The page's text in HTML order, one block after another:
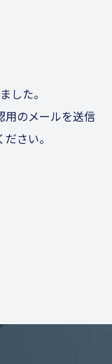
した。
用のメールを送信
さい。